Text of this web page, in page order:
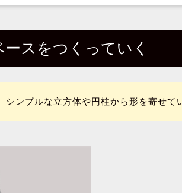
スをつくっていく
シンプルな立方体や円柱から形を寄せて